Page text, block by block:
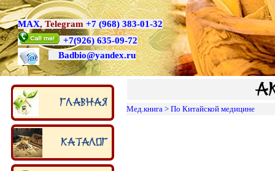
MAX, Telegram +7 (968) 383-01-32
+7(926) 635-09-72
Badbio@yandex.ru
Главная
Каталог
Мед.книга >По Китайской медицине